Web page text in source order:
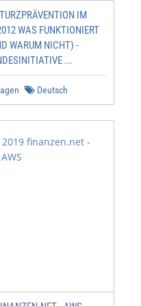
der Little
IM
WAS FUNKTIONIERT
WARUM NICHT) -
...
Deutsch